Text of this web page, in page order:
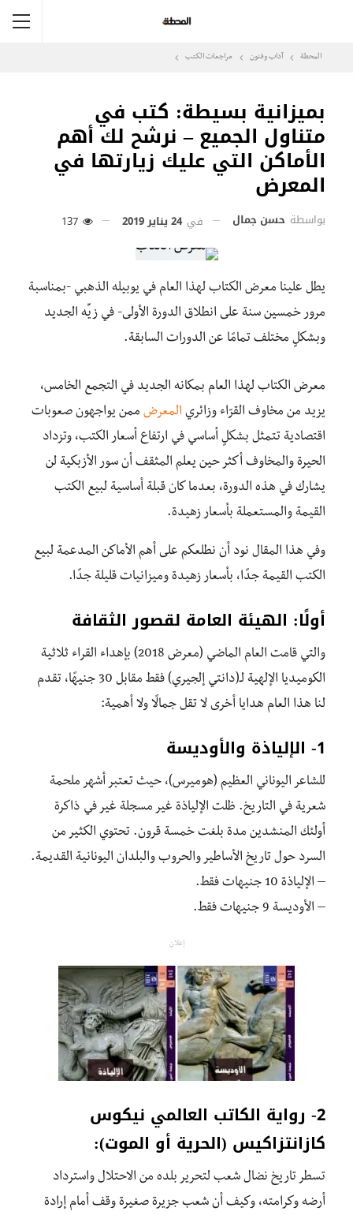
المحطة آداب وفنون مراجعات الكتب
بميزانية بسيطة: كتب في
متناول الجميع – نرشح لك أهم
الأماكن التي عليك زيارتها في
المعرض
بواسطة حسن جمال في 24 يناير 2019
يطل علينا معرض الكتاب لهذا العام في يوبيله الذهبي -بمناسبة
مرور خمسين سنة على انطلاق الدورة الأولى- في زيِّه الجديد
وبشكلٍ مختلف تمامًا عن الدورات السابقة.
معرض الكتاب لهذا العام بمكانه الجديد في التجمع الخامس،
يزيد من مخاوف القرّاء وزائري المعرض ممن يواجهون صعوبات
اقتصادية تتمثل بشكلٍ أساسي في ارتفاع أسعار الكتب، وتزداد
الحيرة والمخاوف أكثر حين يعلم المثقف أن سور الأزبكية لن
يشارك في هذه الدورة، بعدما كان قبلة أساسية لبيع الكتب
القيمة والمستعملة بأسعار زهيدة.
وفي هذا المقال نود أن نطلعكم على أهم الأماكن المدعمة لبيع
الكتب القيمة جدًا، بأسعار زهيدة وميزانيات قليلة جدًا.
أولًا: الهيئة العامة لقصور الثقافة
والتي قامت العام الماضي (معرض 2018) بإهداء القراء ثلاثية
الكوميديا الإلهية لـ(دانتي إلجيري) فقط مقابل 30 جنيهًا، تقدم
لنا هذا العام هدايا أخرى لا تقل جمالًا ولا أهمية:
1- الإلياذة والأوديسة
للشاعر اليوناني العظيم (هوميرس)، حيث تعتبر أشهر ملحمة
شعرية في التاريخ. ظلت الإلياذة غير مسجلة غير في ذاكرة
أولئك المنشدين مدة بلغت خمسة قرون. تحتوي الكثير من
السرد حول تاريخ الأساطير والحروب والبلدان اليونانية القديمة.
– الإلياذة 10 جنيهات فقط.
– الأوديسة 9 جنيهات فقط.
إعلان
2- رواية الكاتب العالمي نيكوس
كازانتزاكيس (الحرية أو الموت):
تسطر تاريخ نضال شعب لتحرير بلده من الاحتلال واسترداد
أرضه وكرامته، وكيف أن شعب جزيرة صغيرة وقف أمام إرادة